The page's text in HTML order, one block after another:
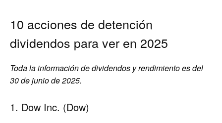
10 acciones de detención
dividendos para ver en 2025
Toda la información de dividendos y rendimiento es del
30 de junio de 2025.
1. Dow Inc. (Dow)